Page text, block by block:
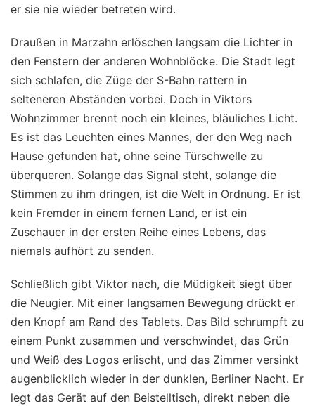
er sie nie wieder betreten wird.
Draußen in Marzahn erlöschen langsam die Lichter in
den Fenstern der anderen Wohnblöcke. Die Stadt legt
sich schlafen, die Züge der S-Bahn rattern in
selteneren Abständen vorbei. Doch in Viktors
Wohnzimmer brennt noch ein kleines, bläuliches Licht.
Es ist das Leuchten eines Mannes, der den Weg nach
Hause gefunden hat, ohne seine Türschwelle zu
überqueren. Solange das Signal steht, solange die
Stimmen zu ihm dringen, ist die Welt in Ordnung. Er ist
kein Fremder in einem fernen Land, er ist ein
Zuschauer in der ersten Reihe eines Lebens, das
niemals aufhört zu senden.
Schließlich gibt Viktor nach, die Müdigkeit siegt über
die Neugier. Mit einer langsamen Bewegung drückt er
den Knopf am Rand des Tablets. Das Bild schrumpft zu
einem Punkt zusammen und verschwindet, das Grün
und Weiß des Logos erlischt, und das Zimmer versinkt
augenblicklich wieder in der dunklen, Berliner Nacht. Er
legt das Gerät auf den Beistelltisch, direkt neben die